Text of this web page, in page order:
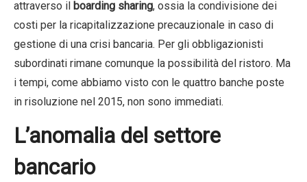
attraverso il boarding sharing, ossia la condivisione dei
costi per la ricapitalizzazione precauzionale in caso di
gestione di una crisi bancaria. Per gli obbligazionisti
subordinati rimane comunque la possibilità del ristoro. Ma
i tempi, come abbiamo visto con le quattro banche poste
in risoluzione nel 2015, non sono immediati.
L’anomalia del settore
bancario